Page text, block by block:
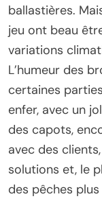
ballastières.
jeu ont beau
variations
L’humeur des
certaines
enfer, avec un
des capots,
avec des
solutions et, le
des pêches